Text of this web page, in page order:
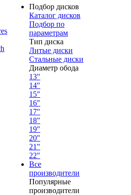
Подбор дисков
Каталог дисков
Подбор по
параметрам
Тип диска
Литые диски
Стальные диски
Диаметр обода
13"
14"
15"
16"
17"
18"
19"
20"
21"
22"
Все
производители
Популярные
производители